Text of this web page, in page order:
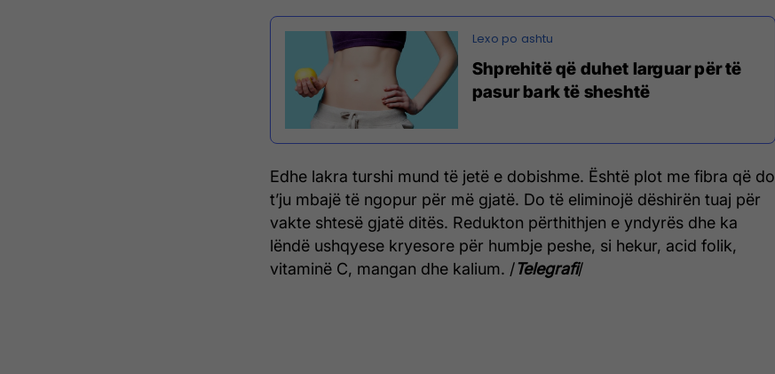
Shprehitë që duhet larguar për të
pasur bark të sheshtë
Edhe lakra turshi mund të jetë e dobishme. Është plot me fibra që do
t’ju mbajë të ngopur për më gjatë. Do të eliminojë dëshirën tuaj për
vakte shtesë gjatë ditës. Redukton përthithjen e yndyrës dhe ka
lëndë ushqyese kryesore për humbje peshe, si hekur, acid folik,
vitaminë C, mangan dhe kalium. /Telegrafi/